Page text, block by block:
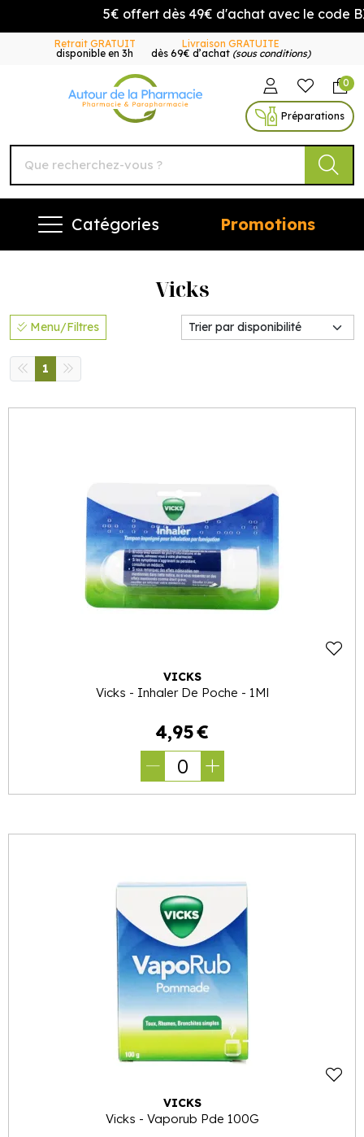
5€ offert dès 49€ d'achat avec le code
Retrait GRATUIT
disponible en 3h
Livraison GRATUITE
dès 69€ d’achat (sous conditions)
Autour de la Pharmacie
0
Préparations
Catégories Promotions
Vicks
Menu/Filtres
1
VICKS
Vicks - Inhaler De Poche - 1Ml
4,95€
0
VICKS
Vicks - Vaporub Pde 100G